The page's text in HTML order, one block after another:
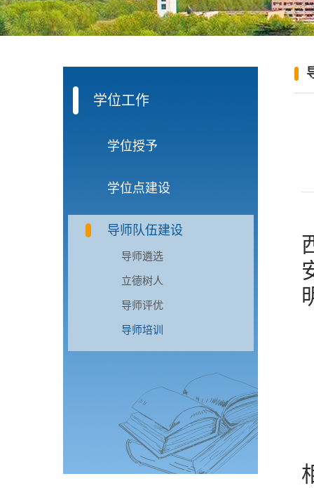
学位工作
学位授予
学位点建设
导师队伍建设
导师遴选
立德树人
导师评优
导师培训